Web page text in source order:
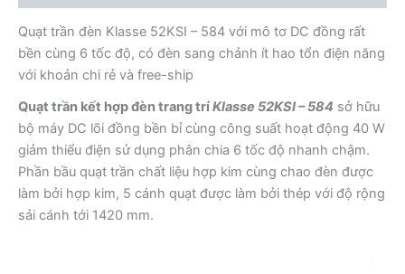
Quạt trần đèn Klasse 52KSI – 584 với mô tơ DC đồng rất
bền cùng 6 tốc độ, có đèn sang chảnh ít hao tổn điện năng
với khoản chi rẻ và free-ship
Quạt trần kết hợp đèn trang tríKlasse 52KSI – 584 sở hữu
bộ máy DC lõi đồng bền bỉ cùng công suất hoạt động 40 W
giảm thiểu điện sử dụng phân chia 6 tốc độ nhanh chậm.
Phần bầu quạt trần chất liệu hợp kim cùng chao đèn được
làm bởi hợp kim, 5 cánh quạt được làm bởi thép với độ rộng
sải cánh tới 1420 mm.